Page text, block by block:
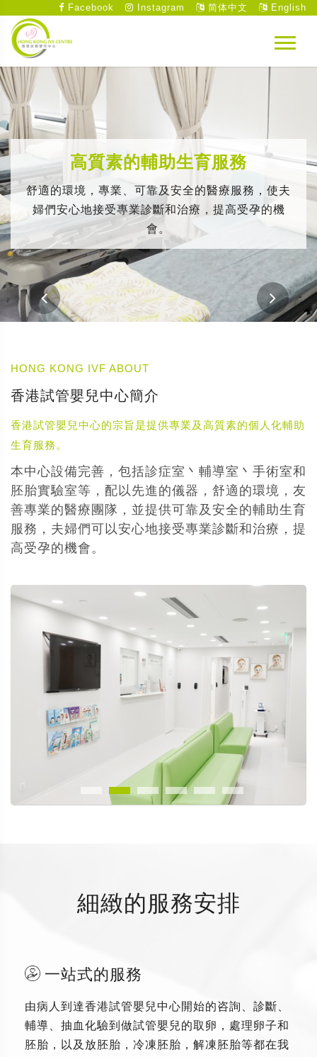
Facebook Instagram 简体中文 English
高質素的輔助生育服務
舒適的環境，專業、可靠及安全的醫療服務，使夫
婦們安心地接受專業診斷和治療，提高受孕的機
會。
HONG KONG IVF ABOUT
香港試管嬰兒中心簡介
香港試管嬰兒中心的宗旨是提供專業及高質素的個人化輔助
生育服務。
本中心設備完善，包括診症室丶輔導室丶手術室和
胚胎實驗室等，配以先進的儀器，舒適的環境，友
善專業的醫療團隊，並提供可靠及安全的輔助生育
服務，夫婦們可以安心地接受專業診斷和治療，提
高受孕的機會。
細緻的服務安排
一站式的服務
由病人到達香港試管嬰兒中心開始的咨詢、診斷、
輔導、抽血化驗到做試管嬰兒的取卵，處理卵子和
胚胎，以及放胚胎，冷凍胚胎，解凍胚胎等都在我